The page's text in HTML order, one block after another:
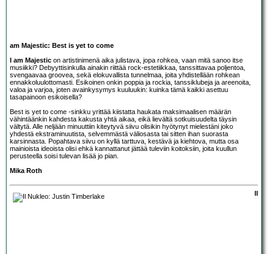
am Majestic: Best is yet to come
I am Majestic on artistinimenä aika julistava, jopa rohkea, vaan mitä sanoo itse
musiikki? Debyyttisinkulla ainakin riittää rock-estetiikkaa, tanssittavaa poljentoa,
svengaavaa groovea, sekä elokuvallista tunnelmaa, joita yhdistellään rohkean
ennakkoluulottomasti. Esikoinen onkin poppia ja rockia, tanssiklubeja ja areenoita,
valoa ja varjoa, joten avainkysymys kuuluukin: kuinka tämä kaikki asettuu
tasapainoon esikoisella?
Best is yet to come -sinkku yrittää kiistatta haukata maksimaalisen määrän
vähintäänkin kahdesta kakusta yhtä aikaa, eikä lievältä sotkuisuudelta täysin
vältytä. Alle neljään minuuttiin kiteytyvä siivu olisikin hyötynyt mielestäni joko
yhdestä ekstraminuutista, selvemmästä väliosasta tai sitten ihan suorasta
karsinnasta. Popahtava siivu on kyllä tarttuva, kestävä ja kiehtova, mutta osa
mainioista ideoista olisi ehkä kannattanut jättää tuleviin koitoksiin, joita kuullun
perusteella soisi tulevan lisää jo pian.
Mika Roth
Il